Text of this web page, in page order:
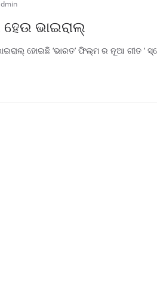
ଭାଇରାଲ୍
ହୋଇଛି ‘ଭାରତ’ ଫିଲ୍ମ ର ନୂଆ ଗୀତ ‘